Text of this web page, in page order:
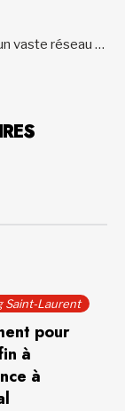
Chaque année, Centraide investit dans un vaste réseau de 375 organismes et projets qui agissent au cœur des quartiers du Grand Montréal. Ces investissements reposent sur une approche unique, développée sur le terrain depuis plus de 50 ans. Elle assure un soutien durable et adapté aux réalités locales, essentiel pour...
Saint-Laurent
pour
à
à